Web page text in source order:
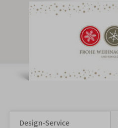
Design-Service